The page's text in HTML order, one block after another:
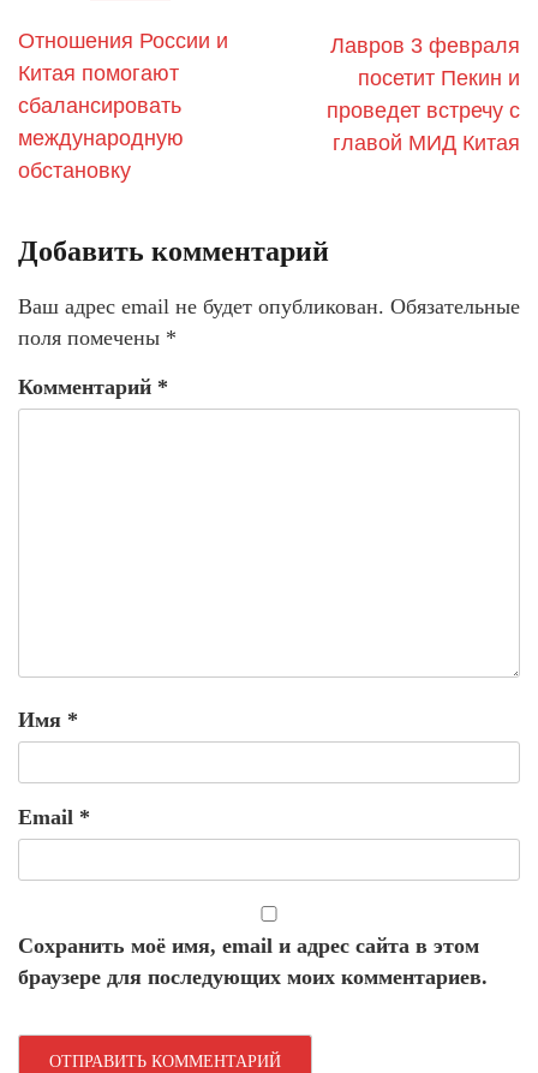
Отношения России и
Китая помогают
сбалансировать
международную
обстановку
​Лавров 3 февраля
посетит Пекин и
проведет встречу с
главой МИД Китая
Добавить комментарий
Ваш адрес email не будет опубликован. Обязательные
поля помечены *
Комментарий *
Имя *
Email *
Сохранить моё имя, email и адрес сайта в этом
браузере для последующих моих комментариев.